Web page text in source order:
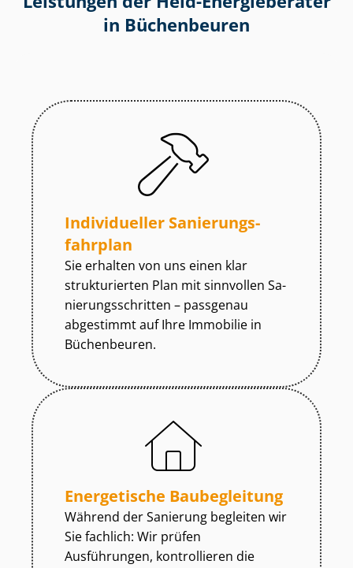
in Büchenbeuren
Individueller Sa­nie­rungs­
fahr­plan
Sie erhalten von uns einen klar
strukturierten Plan mit sinnvollen Sa­
nie­rungs­schrit­ten – passgenau
abgestimmt auf Ihre Immobilie in
Büchenbeuren.
Energetische Baubegleitung
Während der Sanierung begleiten wir
Sie fachlich: Wir prüfen
Ausführungen, kontrollieren die